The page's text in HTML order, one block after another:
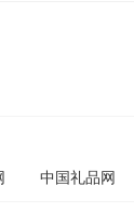
中国礼品网